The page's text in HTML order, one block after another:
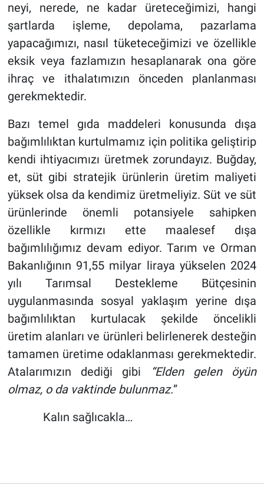
neyi, nerede, ne kadar üreteceğimizi, hangi
şartlarda işleme, depolama, pazarlama
yapacağımızı, nasıl tüketeceğimizi ve özellikle
eksik veya fazlamızın hesaplanarak ona göre
ihraç ve ithalatımızın önceden planlanması
gerekmektedir.
Bazı temel gıda maddeleri konusunda dışa
bağımlılıktan kurtulmamız için politika geliştirip
kendi ihtiyacımızı üretmek zorundayız. Buğday,
et, süt gibi stratejik ürünlerin üretim maliyeti
yüksek olsa da kendimiz üretmeliyiz. Süt ve süt
ürünlerinde önemli potansiyele sahipken
özellikle kırmızı ette maalesef dışa
bağımlılığımız devam ediyor. Tarım ve Orman
Bakanlığının 91,55 milyar liraya yükselen 2024
yılı Tarımsal Destekleme Bütçesinin
uygulanmasında sosyal yaklaşım yerine dışa
bağımlılıktan kurtulacak şekilde öncelikli
üretim alanları ve ürünleri belirlenerek desteğin
tamamen üretime odaklanması gerekmektedir.
Atalarımızın dediği gibi
“Elden gelen öyün
olmaz, o da vaktinde bulunmaz.”
Kalın sağlıcakla…